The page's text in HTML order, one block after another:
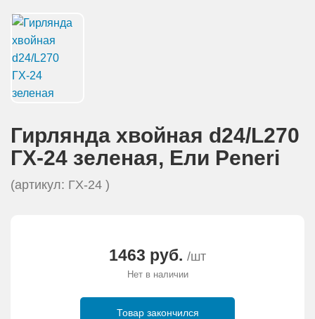
Гирлянда хвойная d24/L270
ГХ-24 зеленая, Eли Peneri
(артикул: ГХ-24 )
1463 руб. /шт
Нет в наличии
Товар закончился
ДОСТАВКА
ОПЛАТА
РЕКВИЗИТЫ
О КОМПАНИИ
СЕРТИФИКАТЫ